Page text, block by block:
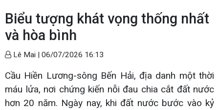
Biểu tượng khát vọng thống nhất
và hòa bình
Lê Mai | 06/07/2026 16:13
Cầu Hiền Lương-sông Bến Hải, địa danh một thời
máu lửa, nơi chứng kiến nỗi đau chia cắt đất nước
hơn 20 năm. Ngày nay, khi đất nước bước vào kỷ